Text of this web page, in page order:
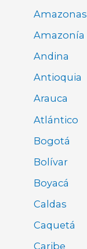
Amazonas
Amazonía
Andina
Antioquia
Arauca
Atlántico
Bogotá
Bolívar
Boyacá
Caldas
Caquetá
Caribe